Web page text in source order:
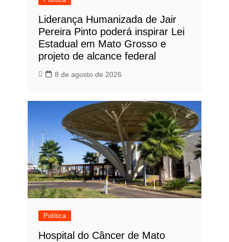
Liderança Humanizada de Jair
Pereira Pinto poderá inspirar Lei
Estadual em Mato Grosso e
projeto de alcance federal
8 de agosto de 2026
Política
Hospital do Câncer de Mato